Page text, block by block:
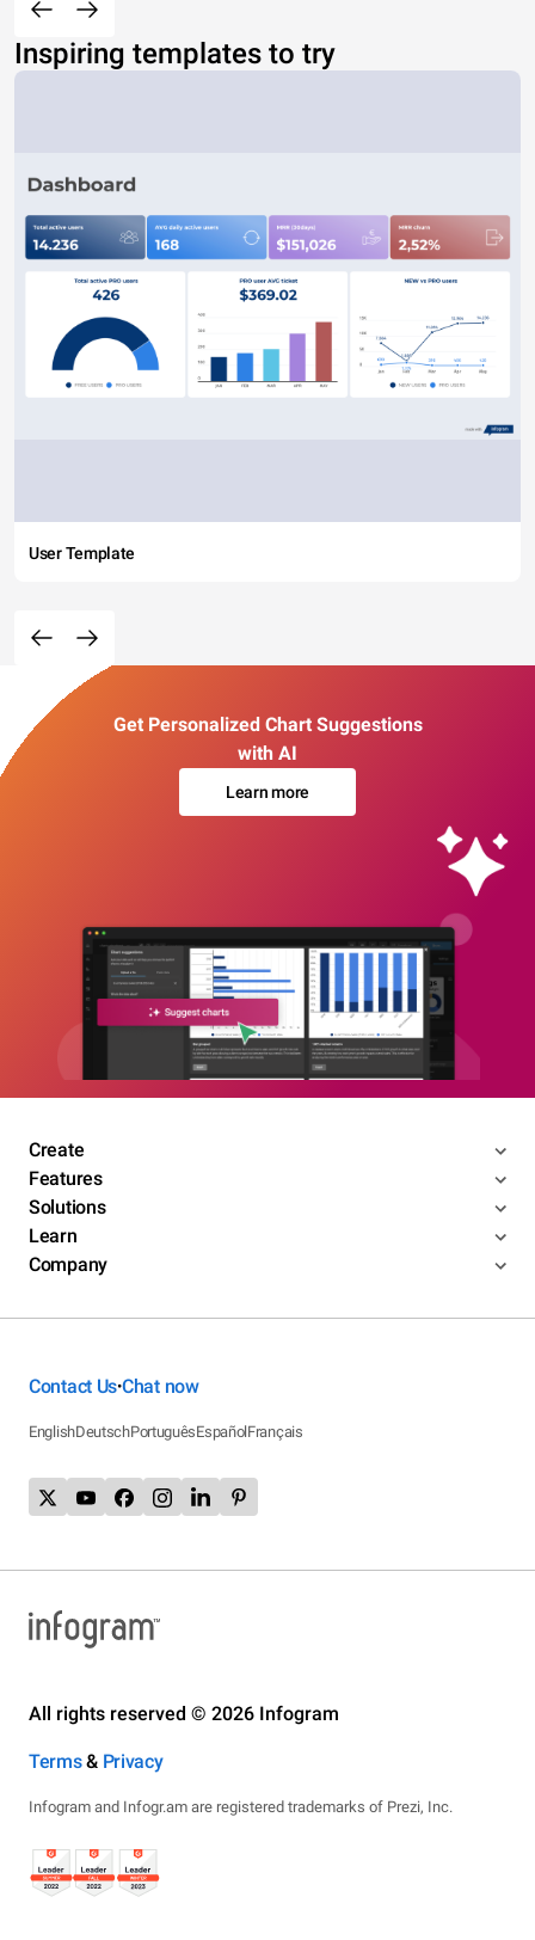
Inspiring templates to try
User Template
Get Personalized Chart Suggestions
with AI
Learn more
Create
Features
Solutions
Learn
Company
Contact Us•Chat now
EnglishDeutschPortuguêsEspañolFrançais
All rights reserved © 2026 Infogram
Terms& Privacy
Infogram and Infogr.am are registered trademarks of Prezi, Inc.